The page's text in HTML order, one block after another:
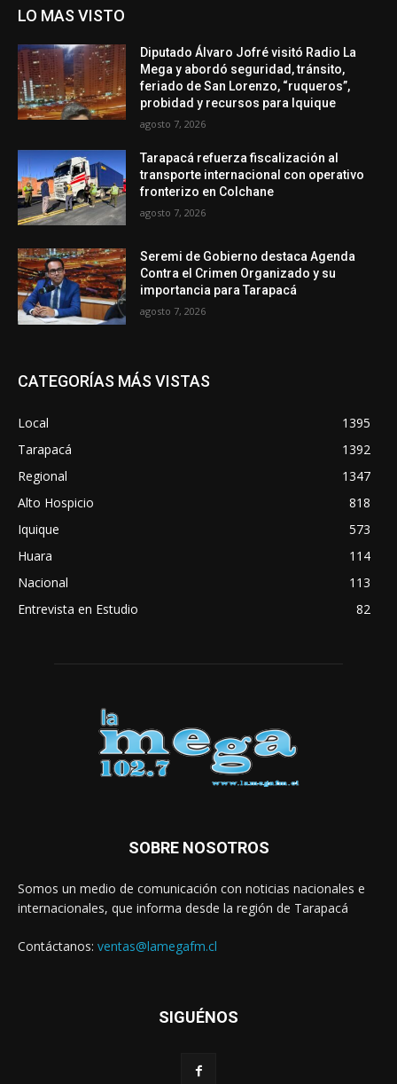
LO MAS VISTO
Diputado Álvaro Jofré visitó Radio La
Mega y abordó seguridad, tránsito,
feriado de San Lorenzo, “ruqueros”,
probidad y recursos para Iquique
agosto 7, 2026
Tarapacá refuerza fiscalización al
transporte internacional con operativo
fronterizo en Colchane
agosto 7, 2026
Seremi de Gobierno destaca Agenda
Contra el Crimen Organizado y su
importancia para Tarapacá
agosto 7, 2026
CATEGORÍAS MÁS VISTAS
Local
1395
Tarapacá
1392
Regional
1347
Alto Hospicio
818
Iquique
573
Huara
114
Nacional
113
Entrevista en Estudio
82
SOBRE NOSOTROS
Somos un medio de comunicación con noticias nacionales e
internacionales, que informa desde la región de Tarapacá
Contáctanos: ventas@lamegafm.cl
SIGUÉNOS